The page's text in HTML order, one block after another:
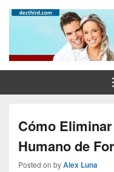
Como Curar
Humano y
Natural y
Como Tratar el VPH, el Herpes
Cómo
Humano de
Posted on byAlex Luna